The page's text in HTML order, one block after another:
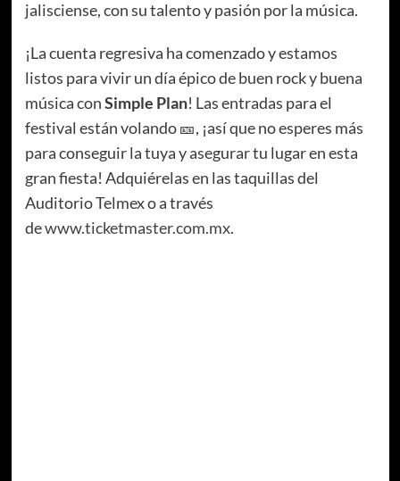
jalisciense, con su talento y pasión por la música.
¡La cuenta regresiva ha comenzado y estamos
listos para vivir un día épico de buen rock y buena
música conSimple Plan! Las entradas para el
festival están volando 🎫, ¡así que no esperes más
para conseguir la tuya y asegurar tu lugar en esta
gran fiesta! Adquiérelas en las taquillas del
Auditorio Telmex o a través
dewww.ticketmaster.com.mx.